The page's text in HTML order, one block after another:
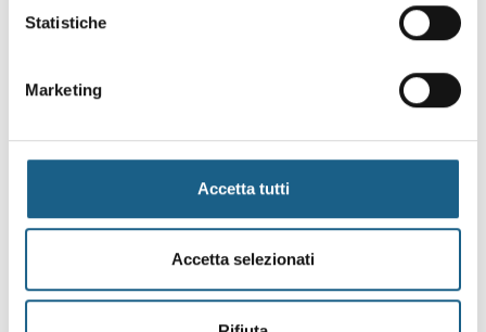
Statistiche
Marketing
Accetta tutti
Accetta selezionati